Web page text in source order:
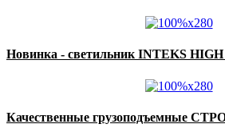
Новинка - светильник INTEKS
Качественные грузоподъемные